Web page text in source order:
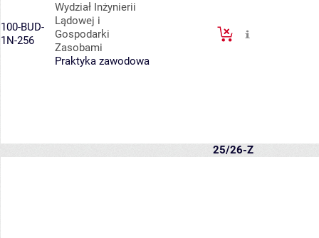
100-BUD-
1N-256
Wydział Inżynierii
Lądowej i
Gospodarki
Zasobami
Praktyka zawodowa
25/26-Z